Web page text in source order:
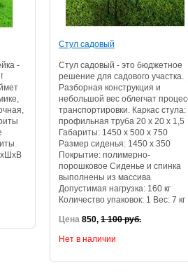
-
Стул садовый
Стул садовый - это бюджетное
решение для садового участка.
Разборная конструкция и
небольшой вес облегчат
транспортировки. Каркас стула:
профильная труба 20 х 20 х 1,5
Габариты: 1450 х 500 х 750
Размер сиденья: 1450 х 350
Покрытие: полимерно-
порошковое Сиденье и спинка
выполнены из массива
Допустимая нагрузка: 160 кг
Количество упаковок: 1 Вес: 7 кг
Цена 850, 1 100 руб.
Нет в наличии